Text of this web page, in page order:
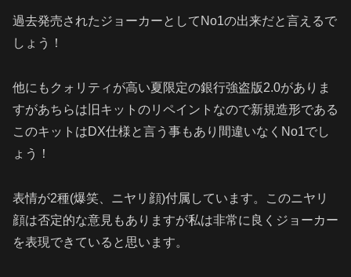
過去発売されたジョーカーとしてNo1の出来だと言えるで
しょう！
他にもクォリティが高い夏限定の銀行強盗版2.0がありま
すがあちらは旧キットのリペイントなので新規造形である
このキットはDX仕様と言う事もあり間違いなくNo1でし
ょう！
表情が2種(爆笑、ニヤリ顔)付属しています。このニヤリ
顔は否定的な意見もありますが私は非常に良くジョーカー
を表現できていると思います。